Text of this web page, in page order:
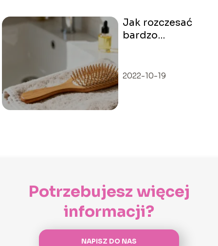
Jak rozczesać
bardzo
sposoby
2022-10-19
Potrzebujesz więcej
informacji?
NAPISZ DO NAS